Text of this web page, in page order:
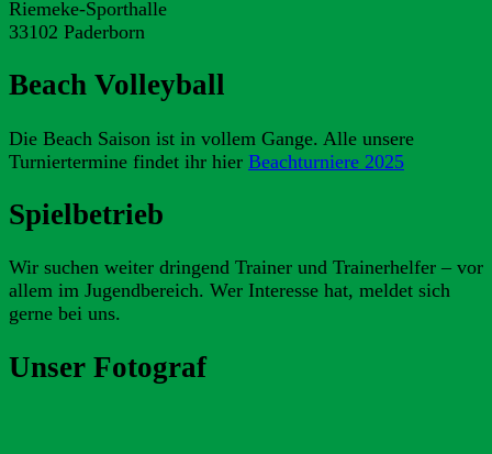
Riemeke-Sporthalle
33102 Paderborn
Beach Volleyball
Die Beach Saison ist in vollem Gange. Alle unsere
Turniertermine findet ihr hier Beachturniere 2025
Spielbetrieb
Wir suchen weiter dringend Trainer und Trainerhelfer – vor
allem im Jugendbereich. Wer Interesse hat, meldet sich
gerne bei uns.
Unser Fotograf